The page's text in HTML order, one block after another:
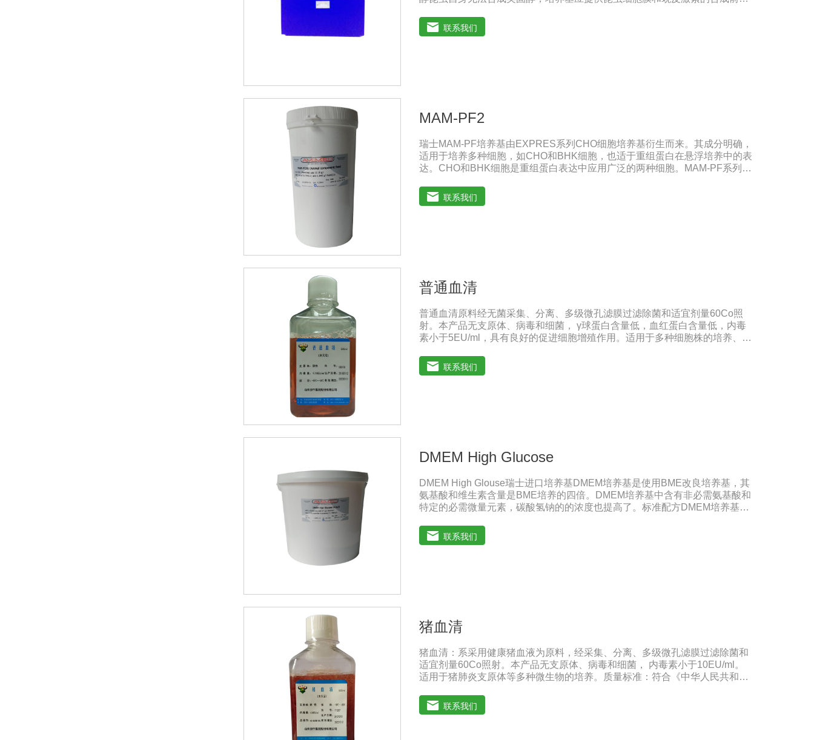
酸昆虫血液中游离有机酸的含量通常较高，例如：柠檬酸、琥珀酸、草酸和苹
果酸等。每只昆虫体内游离有机酸含量为0.1-30毫摩尔。pH值、缓冲物和酸碱
大，几乎为脊椎动物的两倍。因而昆虫细胞培养基的渗透压为340-
萄糖哺乳动物细胞培养过程中过量代谢谷氨酰胺和葡萄糖会导致产生过量的铵
盐和乳酸盐，这些代谢产物的积累通常是受抑制的。
联系我们
MAM-PF2
瑞士MAM-PF培养基由EXPRES系列CHO细胞培养基衍生而来。其成分明确，
适用于培养多种细胞，如CHO和BHK细胞，也适于重组蛋白在悬浮培养中的表
达。CHO和BHK细胞是重组蛋白表达中应用广泛的两种细胞。MAM-PF系列培
PF培养基可添加极少量的酚红或不添加。无血清培养基比需添加血清的培养基
高级，它有助于表达产物的纯化和后续处理。多数市场上出售的无血清培养基
GlouseDMEM培养基是使用BME改良培养基，其氨基酸和维生素含量是BME
氢钠的的浓度也提高了。标准配方DMEM培养基葡萄糖的含量为1000 mg/L，
高糖DMEM培养基葡萄糖的含量为4500 mg/L。DMEM早期是用来培养鼠胚胎
细胞。
联系我们
普通血清
普通血清原料经无菌采集、分离、多级微孔滤膜过滤除菌和适宜剂量60Co照
射。本产品无支原体、病毒和细菌， γ球蛋白含量低，血红蛋白含量低，内毒
素小于5EU/ml，具有良好的促进细胞增殖作用。适用于多种细胞株的培养、扩
国兽药典》2020版质量标准。规格：500ml/瓶保存：-15℃―-20℃有效期：5
年注意事项：解冻：采用逐步解冻法（ -20℃→2-8℃→ 室温），可减少沉淀
联系我们
DMEM High Glucose
DMEM High Glouse瑞士进口培养基DMEM培养基是使用BME改良培养基，其
氨基酸和维生素含量是BME培养的四倍。DMEM培养基中含有非必需氨基酸和
特定的必需微量元素，碳酸氢钠的的浓度也提高了。标准配方DMEM培养基葡
DMEM早期用来培养鼠胚胎细胞。如今DMEM培养基广泛应用于普通和转化的
鼠细胞和鸡细胞的无血清培养
联系我们
猪血清
猪血清：系采用健康猪血液为原料，经采集、分离、多级微孔滤膜过滤除菌和
适宜剂量60Co照射。本产品无支原体、病毒和细菌， 内毒素小于10EU/ml。
适用于猪肺炎支原体等多种微生物的培养。质量标准：符合《中华人民共和国
注意事项：解冻：采用逐步解冻法（ -20℃→2-8℃→ 室温），可减少沉淀的
产生使血清质量不会受到影响。
联系我们